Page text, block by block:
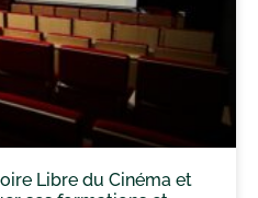
Libre du Cinéma et